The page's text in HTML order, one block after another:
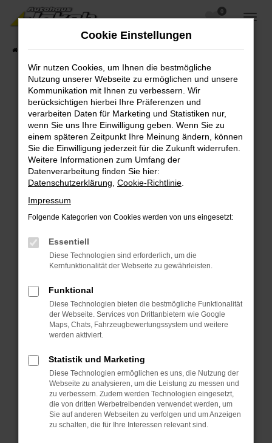
Zum
Hauptinhalt
0
Fehler: Network Error
Beim Laden ist ein Fehler aufgetreten.
Hier sind ein paar Tipps, die dir helfen können:
Überprüfe deine Firewall und deine
Internetverbindung.
Laden andere Webseiten, zum Beispiel deine
Suchmaschine?
Prüfe deine Browsererweiterungen.
Manche Erweiterungen, wie Werbeblocker,
können das Laden bestimmter Seiten
verhindern. Funktioniert die Seite in einem
Fenster?
Starte dein Gerät neu.
Das kann manchmal helfen, vorübergehende
Probleme zu beheben.
Betriebssystem auf dem neuesten Stand
sind.
Veraltete Software birgt nicht nur ein
Sicherheitsrisiko, sondern kann auch dazu
führen, dass bestimmte Funktionen nicht mehr
unterstützt werden.
Cookie Einstellungen
Wir nutzen Cookies, um Ihnen die bestmögliche
Nutzung unserer Webseite zu ermöglichen und unsere
Kommunikation mit Ihnen zu verbessern. Wir
berücksichtigen hierbei Ihre Präferenzen und
verarbeiten Daten für Marketing und Statistiken nur,
wenn Sie uns Ihre Einwilligung geben. Wenn Sie zu
einem späteren Zeitpunkt Ihre Meinung ändern, können
Sie die Einwilligung jederzeit für die Zukunft widerrufen.
Weitere Informationen zum Umfang der
Datenverarbeitung finden Sie hier:
Datenschutzerklärung Cookie-Richtlinie
Impressum
Folgende Kategorien von Cookies werden von uns eingesetzt:
Essentiell
Diese Technologien sind erforderlich, um die
Kernfunktionalität der Webseite zu gewährleisten.
Funktional
Diese Technologien bieten die bestmögliche Funktionalität
der Webseite. Services von Drittanbietern wie Google
Maps, Chats, Fahrzeugbewertungssystem und weitere
werden aktiviert.
Statistik und Marketing
Diese Technologien ermöglichen es uns, die Nutzung der
Webseite zu analysieren, um die Leistung zu messen und
zu verbessern. Zudem werden Technologien eingesetzt,
die von dritten Werbetreibenden verwendet werden, um
Sie auf anderen Webseiten zu verfolgen und um Anzeigen
zu schalten, die für Ihre Interessen relevant sind.